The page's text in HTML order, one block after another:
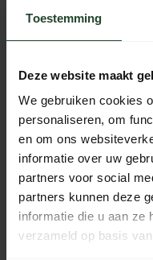
Toestemming
Deze website maakt
We gebruiken cookies
personaliseren, om
en om ons
informatie over uw
partners voor social
partners kunnen deze
informatie die u aan ze
verzameld op basis
Free shipping from
14-day cooling-off
Ordered Monday to
same day
Available every day
telephone or email